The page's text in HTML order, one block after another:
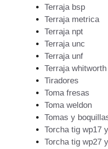
Terraja bsp
Terraja metrica
Terraja npt
Terraja unc
Terraja unf
Terraja whitworth
Tiradores
Toma fresas
Toma weldon
Tomas y
Torcha tig wp17
Torcha tig wp27